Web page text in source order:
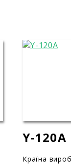
Y-120А
Країна